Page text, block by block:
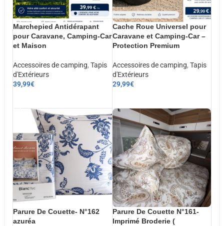
Marchepied Antidérapant
pour Caravane, Camping-Car
et Maison
Accessoires de camping, Tapis
d'Extérieurs
39,99€
Cache Roue Universel pour
Caravane et Camping-Car –
Protection Premium
Accessoires de camping, Tapis
d'Extérieurs
29,99€
Parure De Couette- N°162
azuréa
Parure De Couette N°161-
Imprimé Broderie (